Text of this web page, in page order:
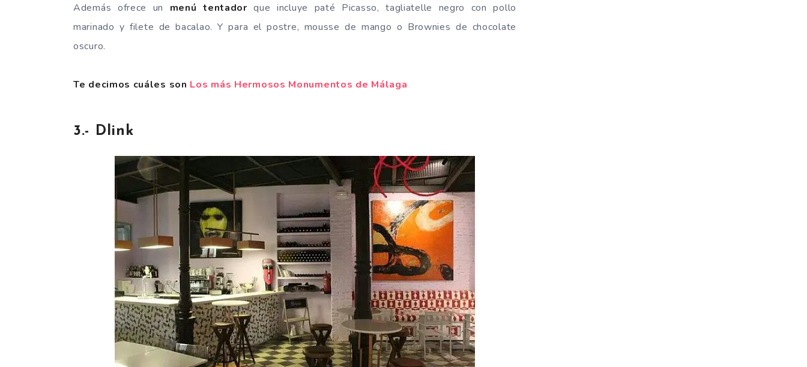
Además ofrece un menú tentador que incluye paté Picasso, tagliatelle negro con pollo
marinado y filete de bacalao. Y para el postre, mousse de mango o Brownies de chocolate
oscuro.
Te decimos cuáles son Los más Hermosos Monumentos de Málaga
3.- Dlink